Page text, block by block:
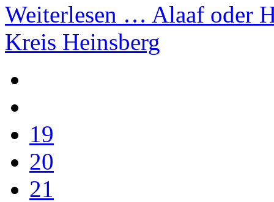
Weiterlesen … Alaaf oder
Kreis Heinsberg
19
20
21